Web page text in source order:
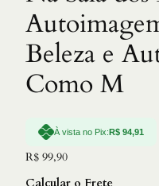
Beleza e
Como M
À vista no Pix:R$ 94,91
R$ 99,90
Calcular o Frete